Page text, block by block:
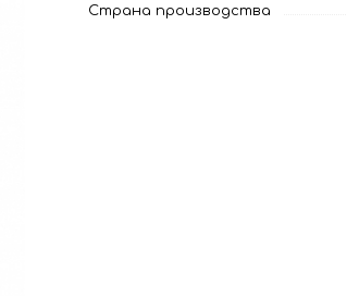
Страна производства